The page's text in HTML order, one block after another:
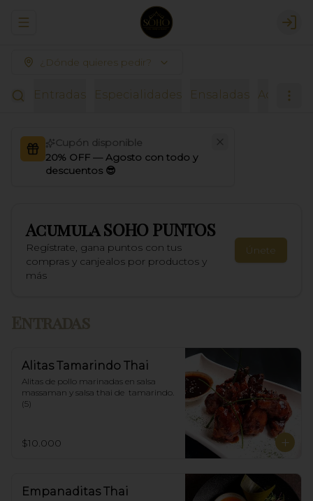
Abrir menu de navegación
¿Dónde quieres pedir?
Entradas Especialidades Ensaladas
Cupón disponible
20% OFF — Agosto con todo y
descuentos 😎
AcumulaSOHO PUNTOS
Regístrate, gana puntos con tus
compras y canjealos por productos y
más
Únete
Entradas
Alitas Tamarindo Thai
Alitas de pollo marinadas en salsa
massaman y salsa thai de  tamarindo.
(5)
$10.000
Empanaditas Thai